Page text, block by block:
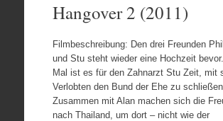
Hangover 2 (2011)
Filmbeschreibung: Den drei Freunden
und Stu steht wieder eine Hochzeit
Mal ist es für den Zahnarzt Stu Zeit, mit
Verlobten den Bund der Ehe zu schließen.
Zusammen mit Alan machen sich die
nach Thailand, um dort – nicht wie der